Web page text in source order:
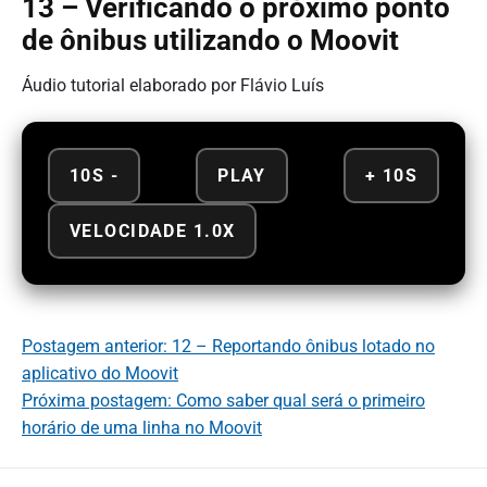
13 – Verificando o próximo ponto
de ônibus utilizando o Moovit
Áudio tutorial elaborado por Flávio Luís
10S - PLAY + 10S
VELOCIDADE 1.0X
Postagem anterior: 12 – Reportando ônibus lotado no
aplicativo do Moovit
Próxima postagem: Como saber qual será o primeiro
horário de uma linha no Moovit